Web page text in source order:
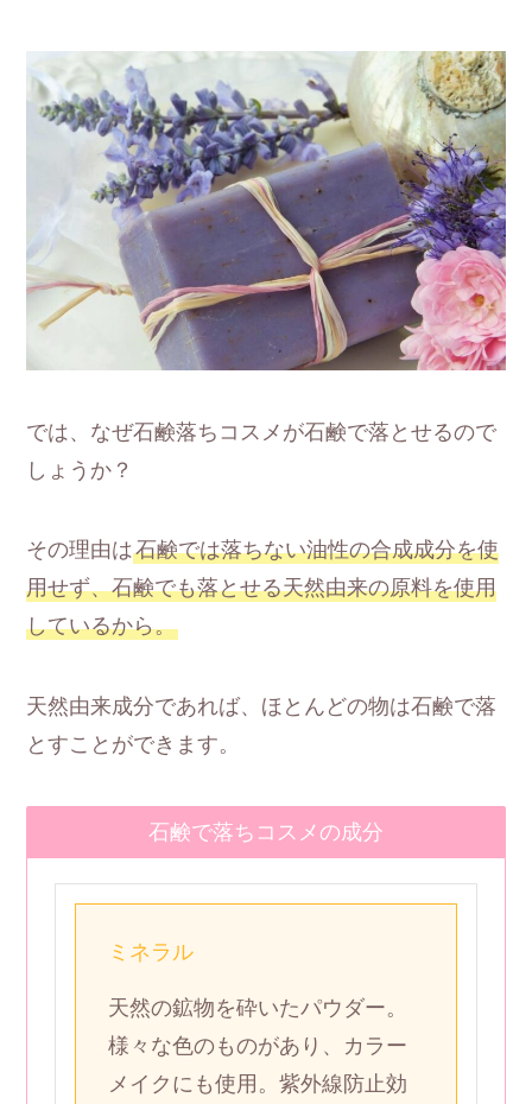
では、なぜ石鹸落ちコスメが石鹸で落とせるので
しょうか？
その理由は石鹸では落ちない油性の合成成分を使
用せず、石鹸でも落とせる天然由来の原料を使用
しているから。
天然由来成分であれば、ほとんどの物は石鹸で落
とすことができます。
石鹸で落ちコスメの成分
ミネラル
天然の鉱物を砕いたパウダー。
様々な色のものがあり、カラー
メイクにも使用。紫外線防止効